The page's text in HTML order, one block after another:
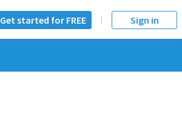
Get started for FREE Sign in